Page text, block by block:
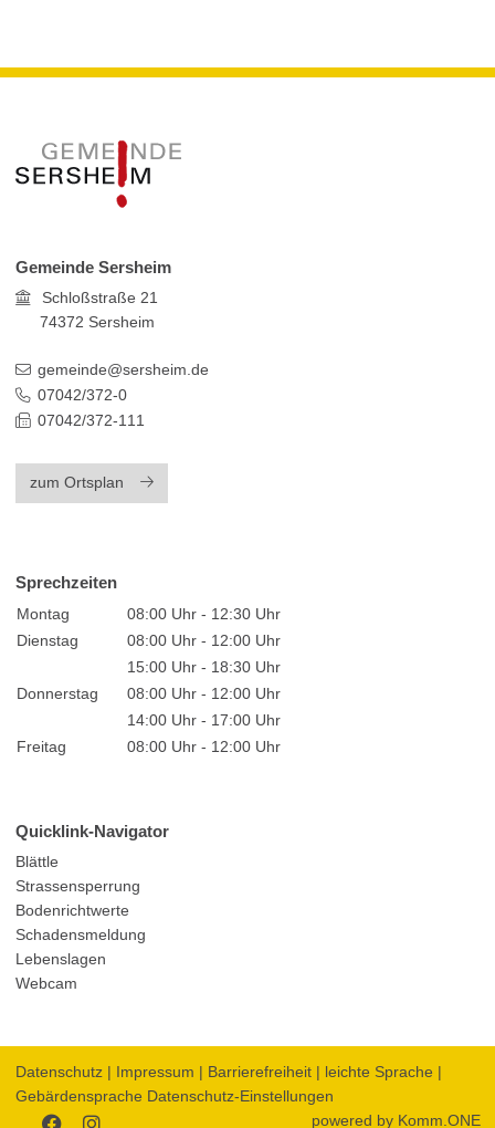
Gemeinde Sersheim
Schloßstraße 21
74372 Sersheim
gemeinde@sersheim.de
07042/372-0
07042/372-111
zum Ortsplan
Sprechzeiten
Montag
08:00 Uhr - 12:30 Uhr
Dienstag
08:00 Uhr - 12:00 Uhr
15:00 Uhr - 18:30 Uhr
Donnerstag
08:00 Uhr - 12:00 Uhr
14:00 Uhr - 17:00 Uhr
Freitag
08:00 Uhr - 12:00 Uhr
Quicklink-Navigator
Blättle
Strassensperrung
Bodenrichtwerte
Schadensmeldung
Lebenslagen
Webcam
Datenschutz| Impressum Barrierefreiheit| leichte Sprache
Gebärdensprache Datenschutz-Einstellungen
powered by Komm.ONE